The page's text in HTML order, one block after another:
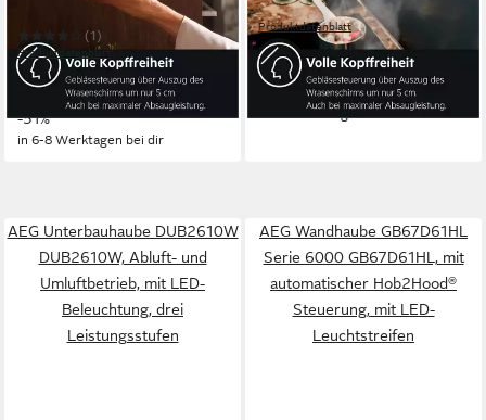
Bedienelemente
(1)
Produktdatenblatt
369,00 € UVP 759,00 €
18,33 € mtl. in 24 Raten
-51%
in 6-8 Werktagen bei dir
Produktdatenblatt
410,55 € UVP759,00 €
14,73 € mtl. in 36 Raten
-46%
in 6-8 Werktagen bei dir
AEG Unterbauhaube DUB2610W
DUB2610W, Abluft- und
Umluftbetrieb, mit LED-
Beleuchtung, drei
Leistungsstufen
AEG Wandhaube GB67D61HL
Serie 6000 GB67D61HL, mit
automatischer Hob2Hood®
Steuerung, mit LED-
Leuchtstreifen